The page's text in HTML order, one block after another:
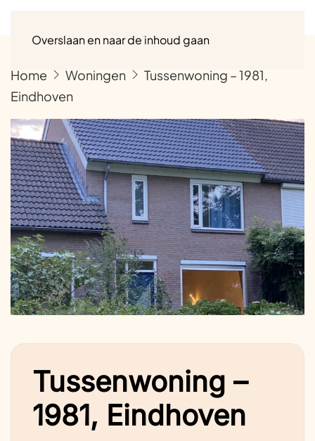
Overslaan en naar de inhoud gaan
Home Woningen
Tussenwoning – 1981,
Eindhoven
Tussenwoning –
1981, Eindhoven